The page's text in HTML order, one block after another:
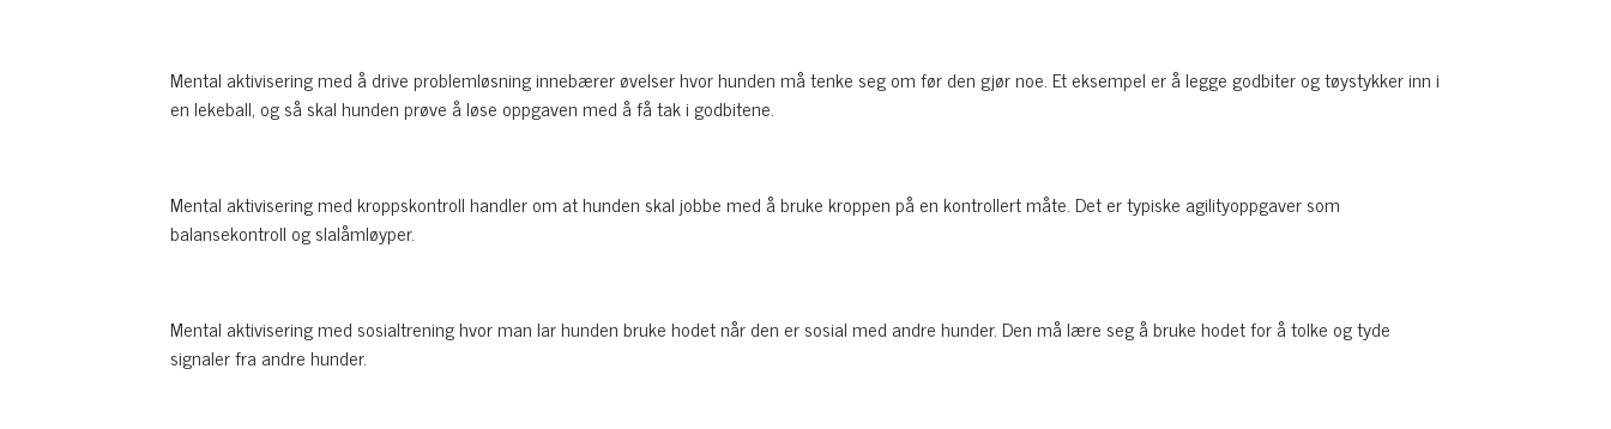
Mental aktivisering med å drive problemløsning innebærer øvelser hvor hunden må tenke seg om før den gjør noe. Et eksempel er å legge godbiter og tøystykker inn i
en lekeball, og så skal hunden prøve å løse oppgaven med å få tak i godbitene.
Mental aktivisering med kroppskontroll handler om at hunden skal jobbe med å bruke kroppen på en kontrollert måte. Det er typiske agilityoppgaver som
balansekontroll og slalåmløyper.
Mental aktivisering med sosialtrening hvor man lar hunden bruke hodet når den er sosial med andre hunder. Den må lære seg å bruke hodet for å tolke og tyde
signaler fra andre hunder.